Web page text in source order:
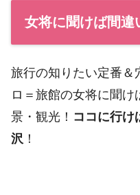
女将に聞けば間違
旅行の知りたい定番＆
ロ＝旅館の女将に聞
景・観光！ ココに行け
沢 ！